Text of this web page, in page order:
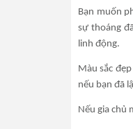
Bạn muốn
sự thoáng
linh động.
Màu sắc
nếu bạn đã
Nếu gia chủ